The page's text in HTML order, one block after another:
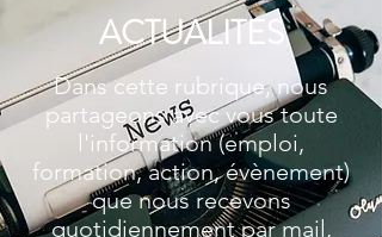
ACTUALITES
Dans cette rubrique, nous
partageons avec vous toute
l'information (emploi,
formation, action, évènement)
que nous recevons
quotidiennement par mail,